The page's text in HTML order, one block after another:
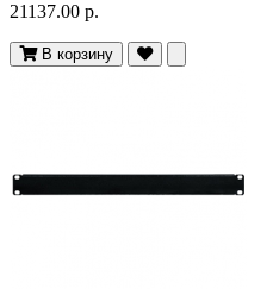
21137.00 р.
В корзину